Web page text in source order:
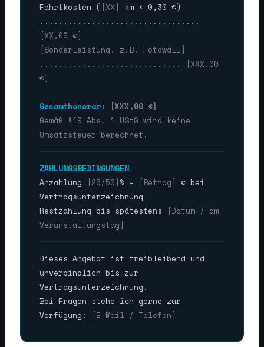
Fahrtkosten ( [XX]
km × 0,30 €)
..................................
[XX,00 €]
[Sonderleistung, z.B. Fotowall]
.............................. [XXX,00
€]
Gesamthonorar:
[XXX,00 €]
Gemäß §19 Abs. 1 UStG wird keine
Umsatzsteuer berechnet.
ZAHLUNGSBEDINGUNGEN
Anzahlung
[25/50] % = [Betrag] € bei
Vertragsunterzeichnung
Restzahlung bis spätestens
[Datum / am
Veranstaltungstag]
Dieses Angebot ist freibleibend und
unverbindlich bis zur
Vertragsunterzeichnung.
Bei Fragen stehe ich gerne zur
Verfügung:
[E-Mail / Telefon]